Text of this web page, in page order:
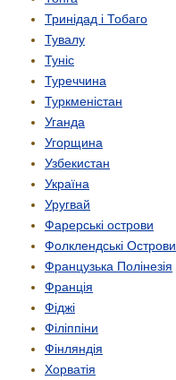
Тринідад і Тобаго
Тувалу
Туніс
Туреччина
Туркменістан
Уганда
Угорщина
Узбекистан
Україна
Уругвай
Фарерські острови
Фолклендські Острови
Французька Полінезія
Франція
Фіджі
Філіппіни
Фінляндія
Хорватія